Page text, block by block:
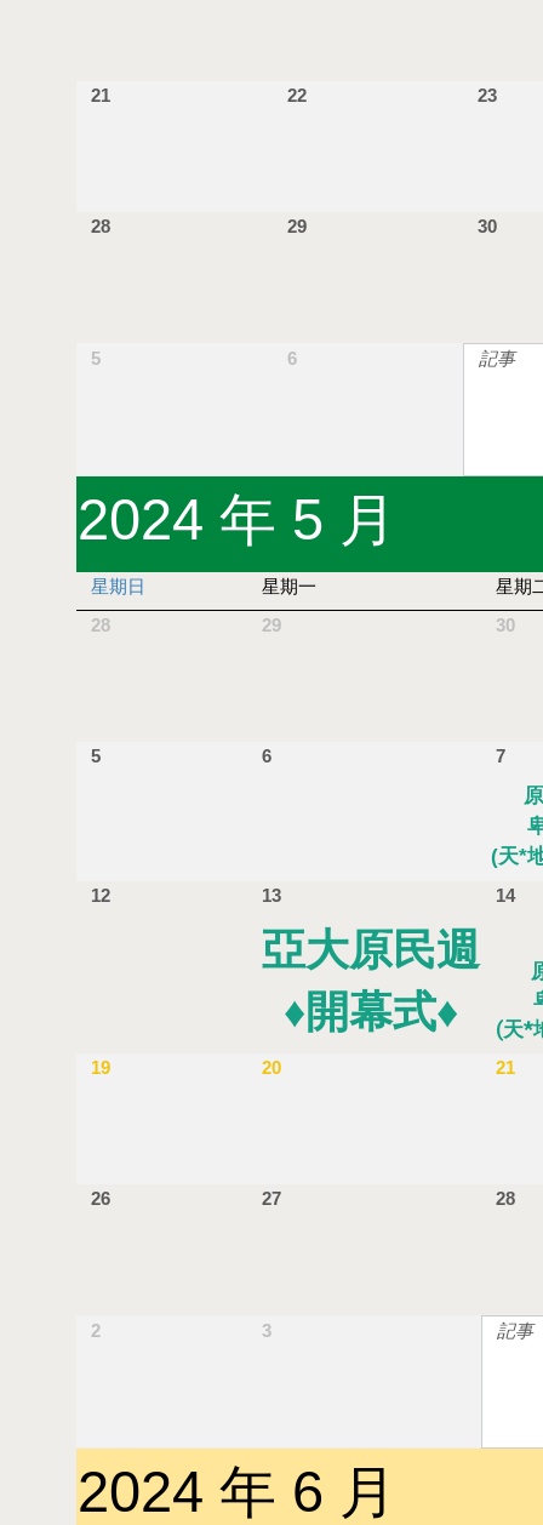
21 22 23
28 29 30
5 6 記事
2024 年 5 月
星期日 星期一
星期
28
29 30
5 6 7
(天*
12 13 14
亞大原民週
♦開幕式♦
(天*
19 20 21
26 27 28
2 3 記事
2024 年 6 月